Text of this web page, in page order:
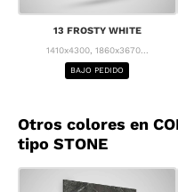
13 FROSTY WHITE
1410x4300, 1860x3670...
BAJO PEDIDO
Otros colores en
tipo STONE